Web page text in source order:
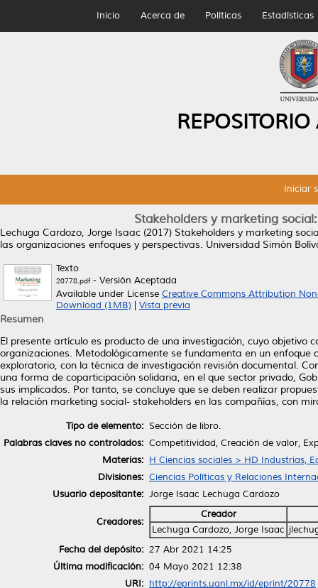
Inicio Acerca de Políticas Estadísticas
Iniciar
Stakeholders y marketing
Lechuga Cardozo, Jorge Isaac (2017) Stakeholders y marketing
las organizaciones enfoques y perspectivas. Universidad Simón
Texto
20778.pdf- Versión Aceptada
Available under License Creative Commons Attribution
Download (1MB)
Vista previa
Resumen
El presente artículo es producto de una investigación, cuyo
organizaciones. Metodológicamente se fundamenta en un
exploratorio, con la técnica de investigación revisión documental.
una forma de coparticipación solidaria, en el que sector privado,
sus implicados. Por tanto, se concluye que se deben realizar
la relación marketing social- stakeholders en las compañías, con
Tipo de elemento: Sección de libro.
Palabras claves no controlados: Competitividad, Creación de valor,
Materias: H Ciencias sociales > HD Industrias,
Divisiones: Ciencias Políticas y Relaciones
Usuario depositante: Jorge Isaac Lechuga Cardozo
Creadores:
Creador
Lechuga Cardozo, Jorge Isaac
Fecha del depósito: 27 Abr 2021 14:25
Última modificación: 04 Mayo 2021 12:38
URI: http://eprints.uanl.mx/id/eprint/20778